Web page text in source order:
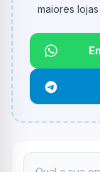
maiores